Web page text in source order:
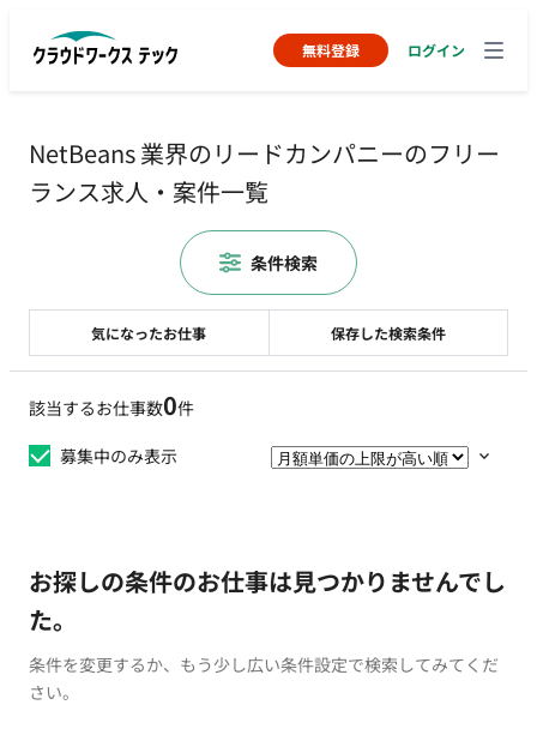
無料登録 ログイン
NetBeans 業界のリードカンパニーのフリー
ランス求人・案件一覧
該当するお仕事数0件
募集中のみ表示
お探しの条件のお仕事は見つかりませんでし
た。
条件を変更するか、もう少し広い条件設定で検索してみてくだ
さい。
気になったお仕事 保存した検索条件
条件検索